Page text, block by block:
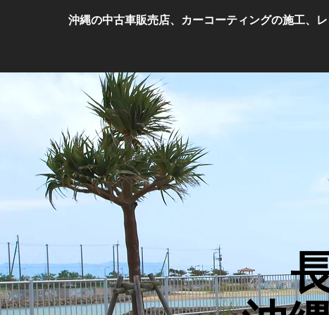
沖縄の中古車販売店、カーコーティングの施工、